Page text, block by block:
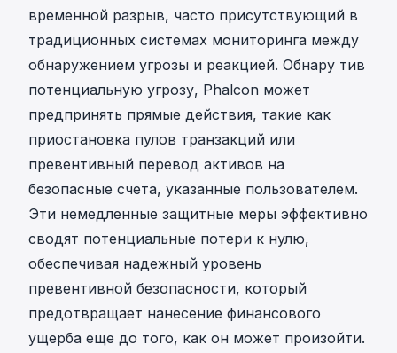
временной разрыв, часто присутствующий в
традиционных системах мониторинга между
обнаружением угрозы и реакцией. Обнару тив
потенциальную угрозу, Phalcon может
предпринять прямые действия, такие как
приостановка пулов транзакций или
превентивный перевод активов на
безопасные счета, указанные пользователем.
Эти немедленные защитные меры эффективно
сводят потенциальные потери к нулю,
обеспечивая надежный уровень
превентивной безопасности, который
предотвращает нанесение финансового
ущерба еще до того, как он может произойти.